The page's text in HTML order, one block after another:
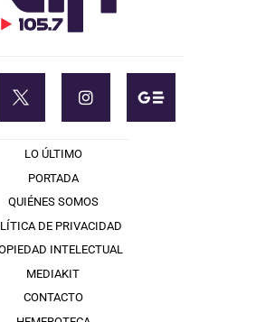
LO ÚLTIMO
PORTADA
QUIÉNES SOMOS
DE PRIVACIDAD
INTELECTUAL
MEDIAKIT
CONTACTO